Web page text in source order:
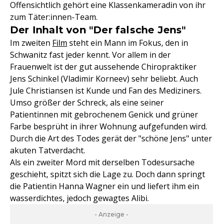
Offensichtlich gehört eine Klassenkameradin von ihr
zum Täter:innen-Team.
Der Inhalt von "Der falsche Jens"
Im zweiten Film steht ein Mann im Fokus, den in
Schwanitz fast jeder kennt. Vor allem in der
Frauenwelt ist der gut aussehende Chiropraktiker
Jens Schinkel (Vladimir Korneev) sehr beliebt. Auch
Jule Christiansen ist Kunde und Fan des Mediziners.
Umso größer der Schreck, als eine seiner
Patientinnen mit gebrochenem Genick und grüner
Farbe besprüht in ihrer Wohnung aufgefunden wird.
Durch die Art des Todes gerät der "schöne Jens" unter
akuten Tatverdacht.
Als ein zweiter Mord mit derselben Todesursache
geschieht, spitzt sich die Lage zu. Doch dann springt
die Patientin Hanna Wagner ein und liefert ihm ein
wasserdichtes, jedoch gewagtes Alibi.
- Anzeige -